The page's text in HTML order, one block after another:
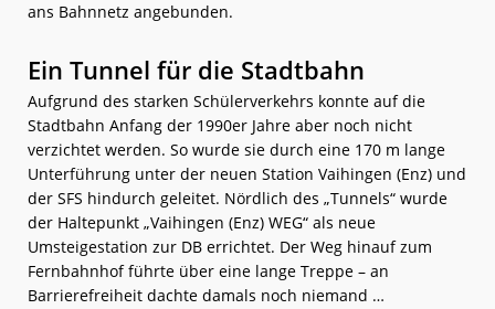
ans Bahnnetz angebunden.
Ein Tunnel für die Stadtbahn
Aufgrund des starken Schülerverkehrs konnte auf die
Stadtbahn Anfang der 1990er Jahre aber noch nicht
verzichtet werden. So wurde sie durch eine 170 m lange
Unterführung unter der neuen Station Vaihingen (Enz) und
der SFS hindurch geleitet. Nördlich des „Tunnels“ wurde
der Haltepunkt „Vaihingen (Enz) WEG“ als neue
Umsteigestation zur DB errichtet. Der Weg hinauf zum
Fernbahnhof führte über eine lange Treppe – an
Barrierefreiheit dachte damals noch niemand …